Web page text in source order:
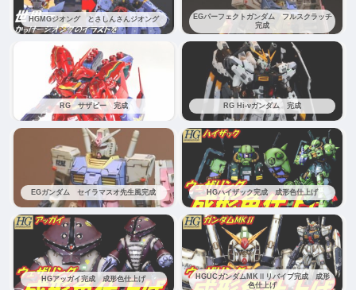
HGMGジオング とさしんさんジオング
EGパーフェクトガンダム フルスクラッチ
完成
RG サザビー 完成 RG Hi-νガンダム 完成
EGガンダム セイラマスオ先生風完成 HGハイザック完成 成形色仕上げ
HGアッガイ完成 成形色仕上げ
HGUCガンダムMKⅡリバイブ完成 成形
色仕上げ